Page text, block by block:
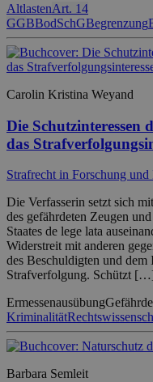
AltlastenArt. 14
GGBBodSchGBegrenzung
Carolin Kristina Weyand
Die Schutzinteressen
das
Strafrecht in Forschung und
Die Verfasserin setzt sich
des gefährdeten Zeugen
Staates de lege lata
Widerstreit mit anderen
des Beschuldigten und dem
Strafverfolgung. Schützt
Ermessenausübung
Kriminalität
Barbara Semleit